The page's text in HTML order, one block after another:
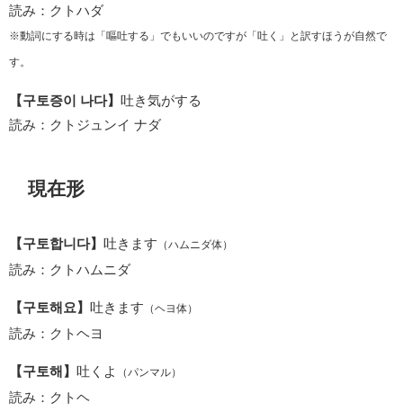
読み：クトハダ
※動詞にする時は「嘔吐する」でもいいのですが「吐く」と訳すほうが自然で
す。
【구토증이 나다】
吐き気がする
読み：クトジュンイ ナダ
現在形
【구토합니다】 吐きます （ハムニダ体）
読み：クトハムニダ
【구토해요】 吐きます （ヘヨ体）
読み：クトヘヨ
【구토해】 吐くよ （パンマル）
読み：クトヘ